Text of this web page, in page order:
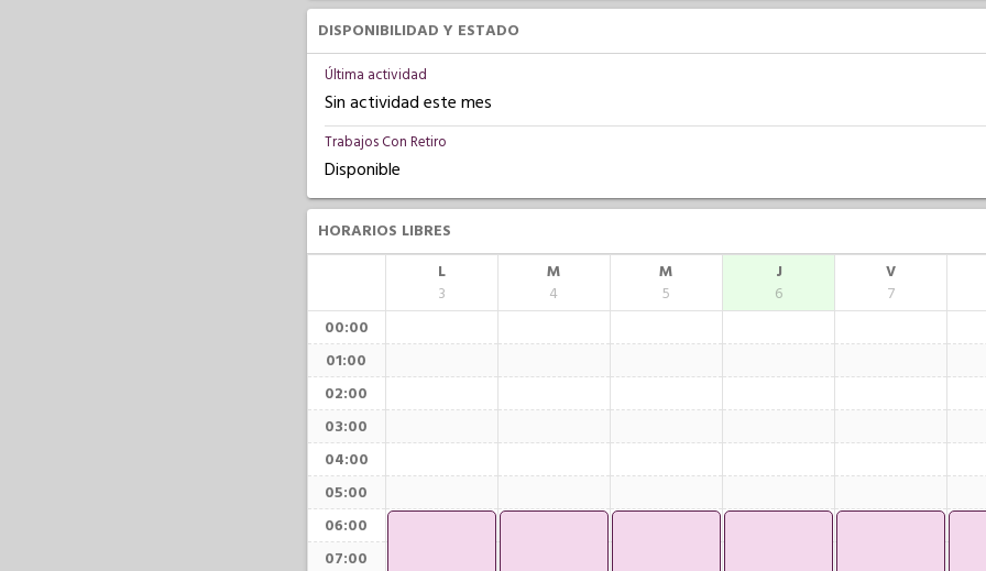
DISPONIBILIDAD Y ESTADO
Última actividad
Sin actividad este mes
Trabajos Con Retiro
Disponible
HORARIOS LIBRES
L
3
M
4
M
5
J
6
V
7
00:00
01:00
02:00
03:00
04:00
05:00
06:00
07:00